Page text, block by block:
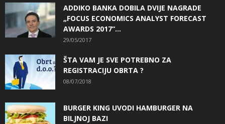
ADDIKO BANKA DOBILA DVIJE NAGRADE
„FOCUS ECONOMICS ANALYST FORECAST
AWARDS 2017“...
29/05/2017
ŠTA VAM JE SVE POTREBNO ZA
REGISTRACIJU OBRTA ?
08/07/2018
BURGER KING UVODI HAMBURGER NA
BILJNOJ BAZI